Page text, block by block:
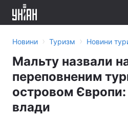
Новини › Туризм › Новини
Мальту назвали
переповненим
островом Європи:
влади